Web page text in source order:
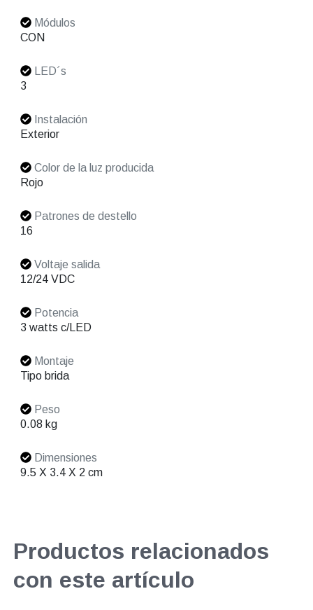
Módulos
CON
LED´s
3
Instalación
Exterior
Color de la luz producida
Rojo
Patrones de destello
16
Voltaje salida
12/24 VDC
Potencia
3 watts c/LED
Montaje
Tipo brida
Peso
0.08 kg
Dimensiones
9.5 X 3.4 X 2 cm
Productos relacionados
con este artículo